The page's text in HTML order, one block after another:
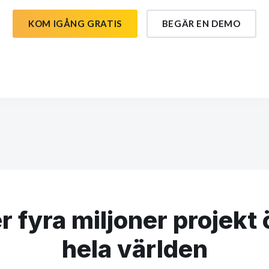
KOM IGÅNG GRATIS BEGÄR EN DEMO
fyra miljoner projekt
hela världen